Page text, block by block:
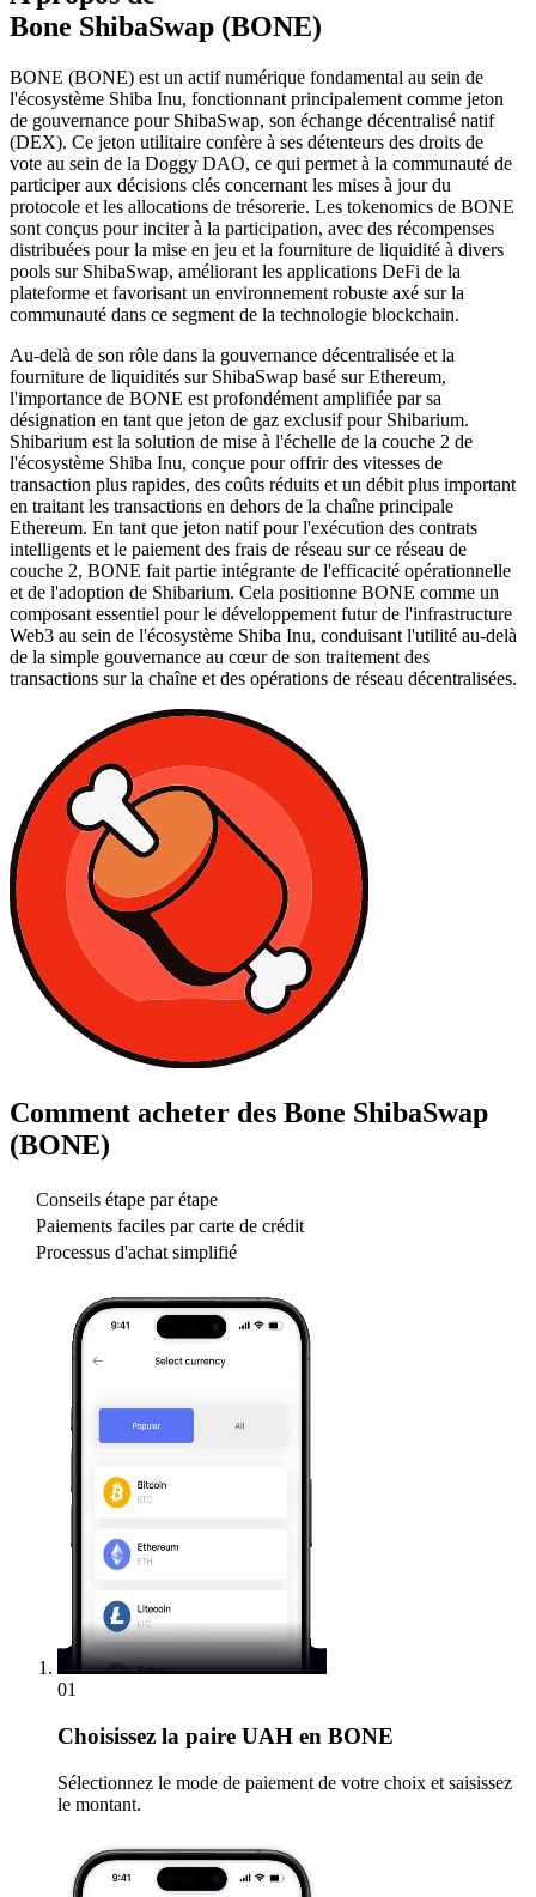
Bone ShibaSwap (BONE)
BONE (BONE) est un actif numérique fondamental au sein de
l'écosystème Shiba Inu, fonctionnant principalement comme jeton
de gouvernance pour ShibaSwap, son échange décentralisé natif
(DEX). Ce jeton utilitaire confère à ses détenteurs des droits de
vote au sein de la Doggy DAO, ce qui permet à la communauté de
participer aux décisions clés concernant les mises à jour du
protocole et les allocations de trésorerie. Les tokenomics de BONE
sont conçus pour inciter à la participation, avec des récompenses
distribuées pour la mise en jeu et la fourniture de liquidité à divers
pools sur ShibaSwap, améliorant les applications DeFi de la
plateforme et favorisant un environnement robuste axé sur la
communauté dans ce segment de la technologie blockchain.
Au-delà de son rôle dans la gouvernance décentralisée et la
fourniture de liquidités sur ShibaSwap basé sur Ethereum,
l'importance de BONE est profondément amplifiée par sa
désignation en tant que jeton de gaz exclusif pour Shibarium.
Shibarium est la solution de mise à l'échelle de la couche 2 de
l'écosystème Shiba Inu, conçue pour offrir des vitesses de
transaction plus rapides, des coûts réduits et un débit plus important
en traitant les transactions en dehors de la chaîne principale
Ethereum. En tant que jeton natif pour l'exécution des contrats
intelligents et le paiement des frais de réseau sur ce réseau de
couche 2, BONE fait partie intégrante de l'efficacité opérationnelle
et de l'adoption de Shibarium. Cela positionne BONE comme un
composant essentiel pour le développement futur de l'infrastructure
Web3 au sein de l'écosystème Shiba Inu, conduisant l'utilité au-delà
de la simple gouvernance au cœur de son traitement des
transactions sur la chaîne et des opérations de réseau décentralisées.
Comment acheter des Bone ShibaSwap
(BONE)
Conseils étape par étape
Paiements faciles par carte de crédit
Processus d'achat simplifié
01
Choisissez la paire UAH en BONE
Sélectionnez le mode de paiement de votre choix et saisissez
le montant.